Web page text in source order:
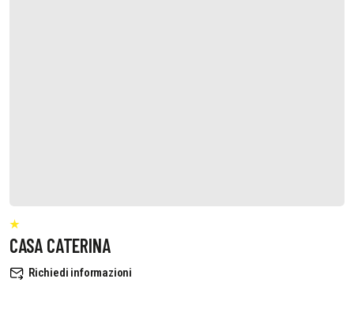
CASA CATERINA
Richiedi informazioni